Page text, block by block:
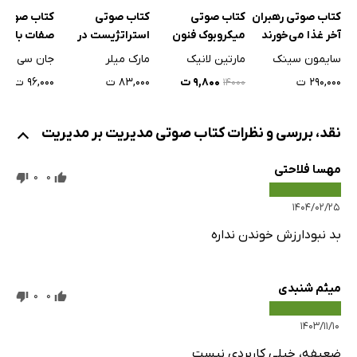
کتاب صوتی رهبران
آخر غذا می‌خورند
سایمون سینک
۲۹۰,۰۰۰ ت
کتاب صوتی
میکروبوک فنون
رهبری
مارتین لانیک
۱۴۰۰۰ ۹,۸۰۰ ت
کتاب صوتی
استراتژیست در
مقام یک شطرنج باز
مارک میلر
۸۳,۰۰۰ ت
صفات
رهبر
جان سی
۹۶,۰۰۰ ت
نقد، بررسی و نظرات کتاب صوتی مدیریت بر مدیریت
مهسا فلاحتی
۱۴۰۴/۰۲/۲۵
0
0
بد نبودارزش خوندن نداره
میثم شنبدی
۱۴۰۳/۱۱/۱۰
0
0